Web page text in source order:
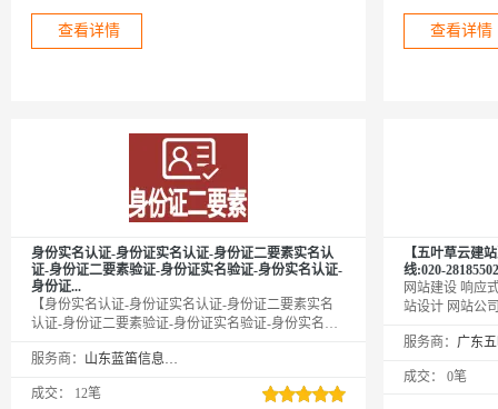
查看详情 查看详情
身份实名认证-身份证实名认证-身份证二要素实名认
证-身份证二要素验证-身份证实名验证-身份实名认证-
身份证...
【身份实名认证-身份证实名认证-身份证二要素实名
认证-身份证二要素验证-身份证实名验证-身份实名认
一致，并且返回身份证基本信息，比如：生日、性
时联网公安核查，全部纯实时交易，更准确，银行级
服务商： 山东蓝笛信息科技有限公司
成交： 12笔
【五叶草云建
线:020-
网站建设 响应
站设计 网站公
【https://
品（如遇问题
服务商：
成交： 0笔